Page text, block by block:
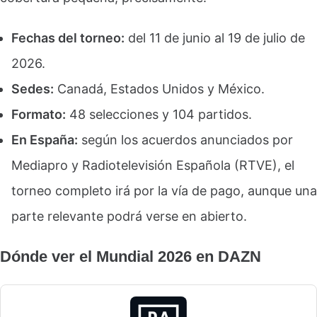
Fechas del torneo: del 11 de junio al 19 de julio de
2026.
Sedes: Canadá, Estados Unidos y México.
Formato: 48 selecciones y 104 partidos.
En España: según los acuerdos anunciados por
Mediapro y Radiotelevisión Española (RTVE), el
torneo completo irá por la vía de pago, aunque una
parte relevante podrá verse en abierto.
Dónde ver el Mundial 2026 en DAZN